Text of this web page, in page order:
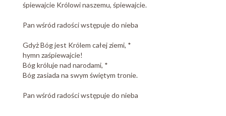
śpiewajcie Królowi naszemu, śpiewajcie.
Pan wśród radości wstępuje do nieba
Gdyż Bóg jest Królem całej ziemi, *
hymn zaśpiewajcie!
Bóg króluje nad narodami, *
Bóg zasiada na swym świętym tronie.
Pan wśród radości wstępuje do nieba